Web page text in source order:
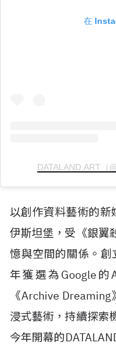
在
DATALAND.ART（
以創作資料藝術的新
伊斯坦堡，受《銀翼
憶與空間的關係。
年獲選為 Google 的
《Archive Dreaming
浸式藝術，持續探索
今年開幕的